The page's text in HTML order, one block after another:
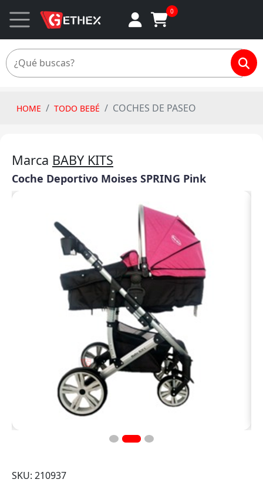
0
HOME TODO BEBÉ COCHES DE PASEO
Marca BABY KITS
Coche Deportivo Moises SPRING Pink
SKU: 210937